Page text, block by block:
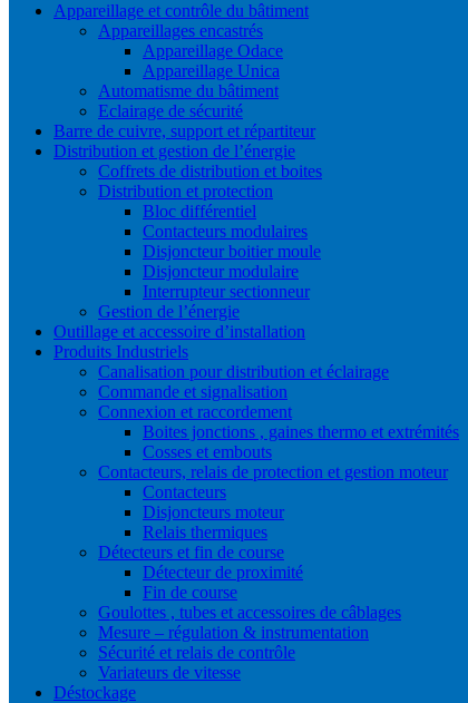
Appareillage et contrôle du bâtiment
Appareillages encastrés
Appareillage Odace
Appareillage Unica
Automatisme du bâtiment
Eclairage de sécurité
Barre de cuivre, support et répartiteur
Distribution et gestion de l’énergie
Coffrets de distribution et boites
Distribution et protection
Bloc différentiel
Contacteurs modulaires
Disjoncteur boitier moule
Disjoncteur modulaire
Interrupteur sectionneur
Gestion de l’énergie
Outillage et accessoire d’installation
Produits Industriels
Canalisation pour distribution et éclairage
Commande et signalisation
Connexion et raccordement
Boites jonctions , gaines thermo et extrémités
Cosses et embouts
Contacteurs, relais de protection et gestion moteur
Contacteurs
Disjoncteurs moteur
Relais thermiques
Détecteurs et fin de course
Détecteur de proximité
Fin de course
Goulottes , tubes et accessoires de câblages
Mesure – régulation & instrumentation
Sécurité et relais de contrôle
Variateurs de vitesse
Déstockage